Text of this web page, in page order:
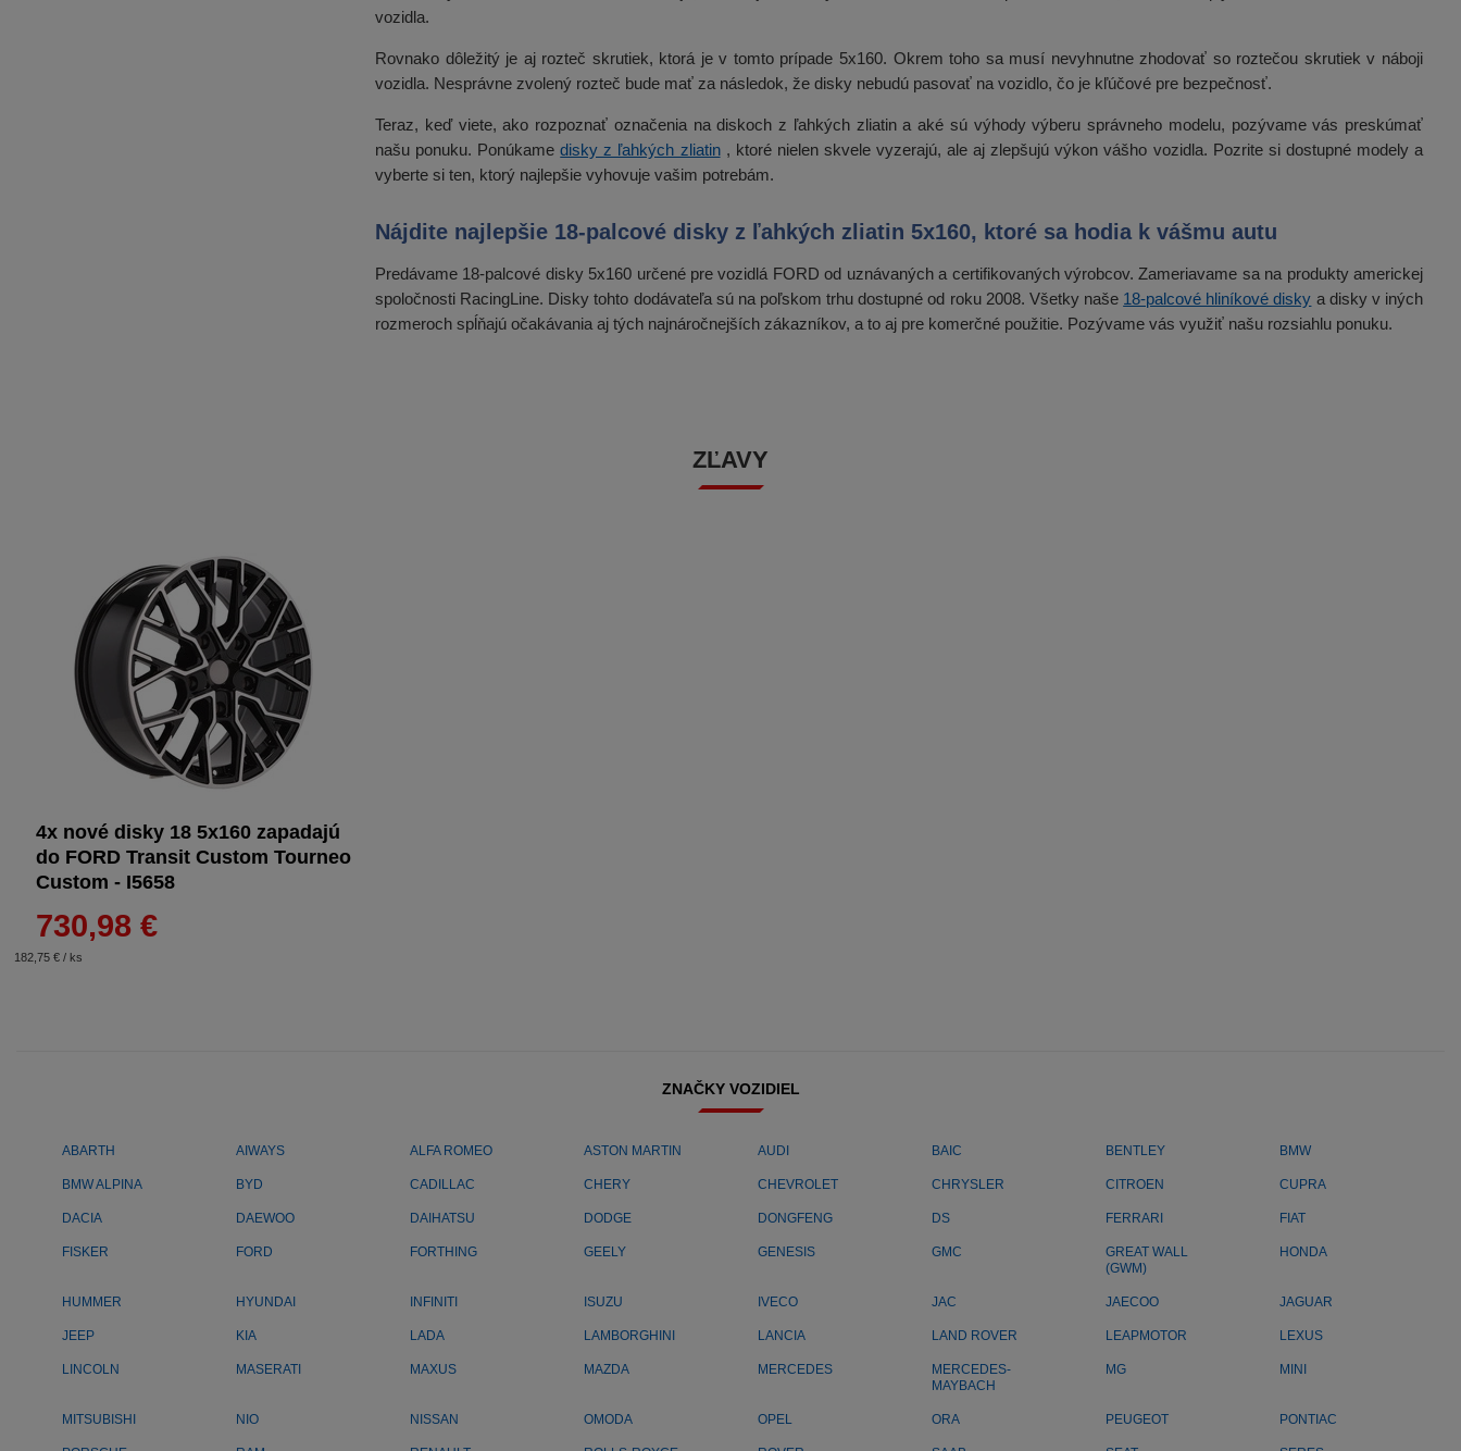
vozidla.
Rovnako dôležitý je aj rozteč skrutiek, ktorá je v tomto prípade 5x160. Okrem toho sa musí nevyhnutne zhodovať so roztečou skrutiek v náboji
vozidla. Nesprávne zvolený rozteč bude mať za následok, že disky nebudú pasovať na vozidlo, čo je kľúčové pre bezpečnosť.
Teraz, keď viete, ako rozpoznať označenia na diskoch z ľahkých zliatin a aké sú výhody výberu správneho modelu, pozývame vás preskúmať
našu ponuku. Ponúkamedisky z ľahkých zliatin, ktoré nielen skvele vyzerajú, ale aj zlepšujú výkon vášho vozidla. Pozrite si dostupné modely a
vyberte si ten, ktorý najlepšie vyhovuje vašim potrebám.
Nájdite najlepšie 18-palcové disky z ľahkých zliatin 5x160, ktoré sa hodia k vášmu autu
Predávame 18-palcové disky 5x160 určené pre vozidlá FORD od uznávaných a certifikovaných výrobcov. Zameriavame sa na produkty americkej
spoločnosti RacingLine. Disky tohto dodávateľa sú na poľskom trhu dostupné od roku 2008. Všetky naše 18-palcové hliníkové disky a disky v iných
rozmeroch spĺňajú očakávania aj tých najnáročnejších zákazníkov, a to aj pre komerčné použitie. Pozývame vás využiť našu rozsiahlu ponuku.
ZĽAVY
4x nové disky 18 5x160 zapadajú
do FORD Transit Custom Tourneo
Custom - I5658
730,98 €
182,75 € / ks
ZNAČKY VOZIDIEL
ABARTH AIWAYS ALFA ROMEO ASTON MARTIN AUDI BAIC BENTLEY BMW
BMW ALPINA BYD CADILLAC CHERY CHEVROLET CHRYSLER CITROEN CUPRA
DACIA DAEWOO DAIHATSU DODGE DONGFENG DS FERRARI FIAT
FISKER FORD FORTHING GEELY GENESIS GMC
GREAT WALL
(GWM)
HONDA
HUMMER HYUNDAI INFINITI ISUZU IVECO JAC JAECOO JAGUAR
JEEP KIA LADA LAMBORGHINI LANCIA LAND ROVER LEAPMOTOR LEXUS
LINCOLN MASERATI MAXUS MAZDA MERCEDES
MERCEDES-
MAYBACH
MG MINI
MITSUBISHI NIO NISSAN OMODA OPEL ORA PEUGEOT PONTIAC